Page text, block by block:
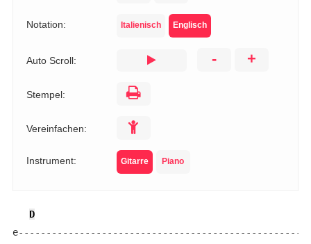
Notation: Italienisch Englisch
Auto Scroll: - +
Stempel:
Vereinfachen:
Instrument: Gitarre Piano
D